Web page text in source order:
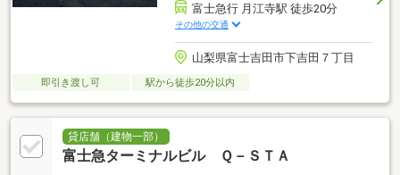
富士急行 月江寺駅 徒歩20分
その他の交通
山梨県富士吉田市下吉田７丁目
即引き渡し可 駅から徒歩20分以内
貸店舗（建物一部）
富士急ターミナルビル Ｑ－ＳＴＡ